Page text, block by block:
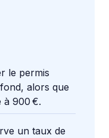
le permis
alors que
à 900 €.
un taux de